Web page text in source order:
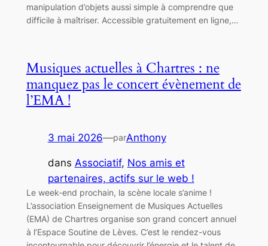
manipulation d’objets aussi simple à comprendre que
difficile à maîtriser. Accessible gratuitement en ligne,…
Musiques actuelles à Chartres : ne
manquez pas le concert évènement de
l’EMA !
3 mai 2026—parAnthony
dans Associatif, Nos amis et
partenaires, actifs sur le web !
Le week-end prochain, la scène locale s’anime !
L’association Enseignement de Musiques Actuelles
(EMA) de Chartres organise son grand concert annuel
à l’Espace Soutine de Lèves. C’est le rendez-vous